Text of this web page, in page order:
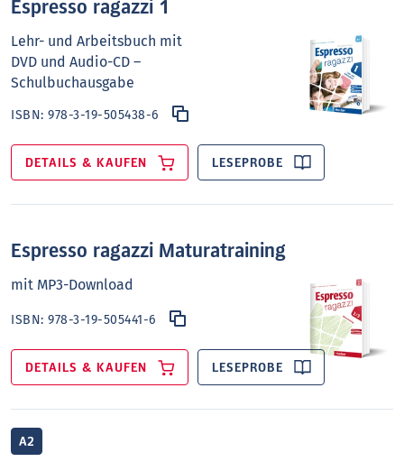
Espresso ragazzi 1
Lehr- und Arbeitsbuch mit
DVD und Audio-CD –
Schulbuchausgabe
ISBN:978-3-19-505438-6
DETAILS & KAUFEN LESEPROBE
Espresso ragazzi Maturatraining
mit MP3-Download
ISBN:978-3-19-505441-6
DETAILS & KAUFEN LESEPROBE
A2